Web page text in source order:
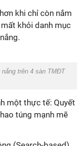
khi chỉ còn nắm
khỏi danh mục
nắng trên 4 sàn TMĐT
một thực tế: Quyết
túng mạnh mẽ